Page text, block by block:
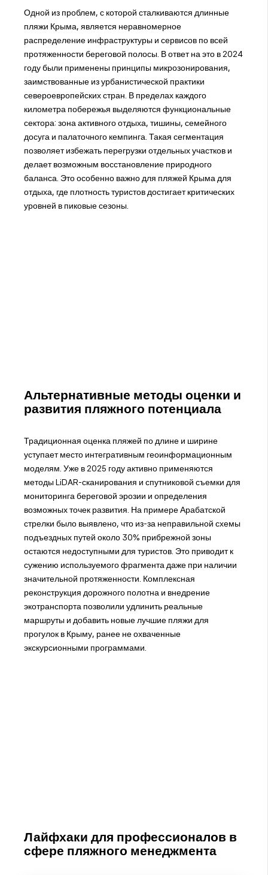
Одной из проблем, с которой сталкиваются длинные
пляжи Крыма, является неравномерное
распределение инфраструктуры и сервисов по всей
протяженности береговой полосы. В ответ на это в 2024
году были применены принципы микрозонирования,
заимствованные из урбанистической практики
североевропейских стран. В пределах каждого
километра побережья выделяются функциональные
сектора: зона активного отдыха, тишины, семейного
досуга и палаточного кемпинга. Такая сегментация
позволяет избежать перегрузки отдельных участков и
делает возможным восстановление природного
баланса. Это особенно важно для пляжей Крыма для
отдыха, где плотность туристов достигает критических
уровней в пиковые сезоны.
Альтернативные методы оценки и
развития пляжного потенциала
Традиционная оценка пляжей по длине и ширине
уступает место интегративным геоинформационным
моделям. Уже в 2025 году активно применяются
методы LiDAR-сканирования и спутниковой съемки для
мониторинга береговой эрозии и определения
возможных точек развития. На примере Арабатской
стрелки было выявлено, что из-за неправильной схемы
подъездных путей около 30% прибрежной зоны
остаются недоступными для туристов. Это приводит к
сужению используемого фрагмента даже при наличии
значительной протяженности. Комплексная
реконструкция дорожного полотна и внедрение
экотранспорта позволили удлинить реальные
маршруты и добавить новые лучшие пляжи для
прогулок в Крыму, ранее не охваченные
экскурсионными программами.
Лайфхаки для профессионалов в
сфере пляжного менеджмента